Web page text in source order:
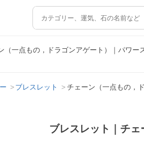
（一点もの，ドラゴンアゲート）｜パワ
ブレスレット チェーン（一点もの，
ブレスレット｜チェ